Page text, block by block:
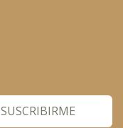
SUSCRIBIRME